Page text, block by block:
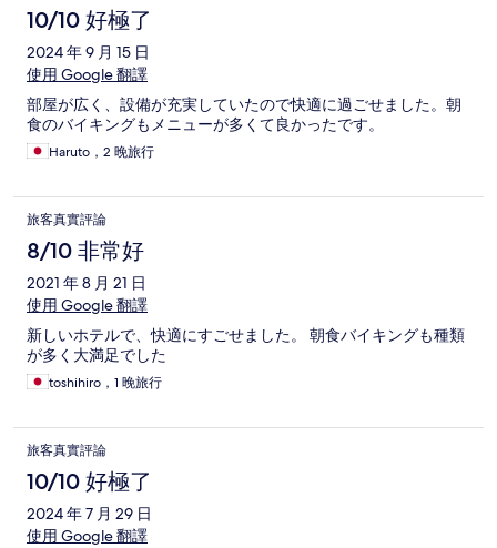
10/10 好極了
2024 年 9 月 15 日
使用 Google 翻譯
部屋が広く、設備が充実していたので快適に過ごせました。朝
食のバイキングもメニューが多くて良かったです。
Haruto，2 晚旅行
旅客真實評論
8/10 非常好
2021 年 8 月 21 日
使用 Google 翻譯
新しいホテルで、快適にすごせました。 朝食バイキングも種類
が多く大満足でした
toshihiro，1 晚旅行
旅客真實評論
10/10 好極了
2024 年 7 月 29 日
使用 Google 翻譯